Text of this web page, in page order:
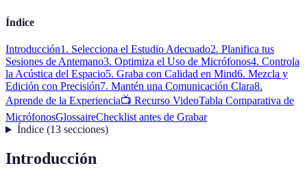
Índice
Introducción1. Selecciona el Estudio Adecuado2. Planifica tus
Sesiones de Antemano3. Optimiza el Uso de Micrófonos4. Controla
la Acústica del Espacio5. Graba con Calidad en Mind6. Mezcla y
Edición con Precisión7. Mantén una Comunicación Clara8.
Aprende de la Experiencia📺 Recurso VideoTabla Comparativa de
MicrófonosGlossaireChecklist antes de Grabar
Índice(13 secciones)
Introducción